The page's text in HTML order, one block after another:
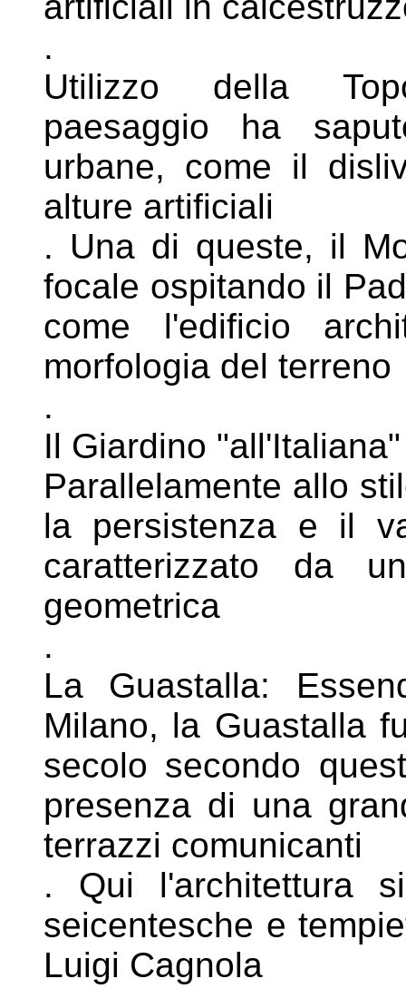
.
Utilizzo della
paesaggio ha
urbane, come il
alture artificiali
. Una di queste, il
focale ospitando il
come l'edificio
morfologia del terreno
.
Il Giardino
Parallelamente allo
la persistenza e il
caratterizzato da
geometrica
.
La Guastalla:
Milano, la Guastalla
secolo secondo
presenza di una
terrazzi comunicanti
. Qui l'architettura
seicentesche e
Luigi Cagnola